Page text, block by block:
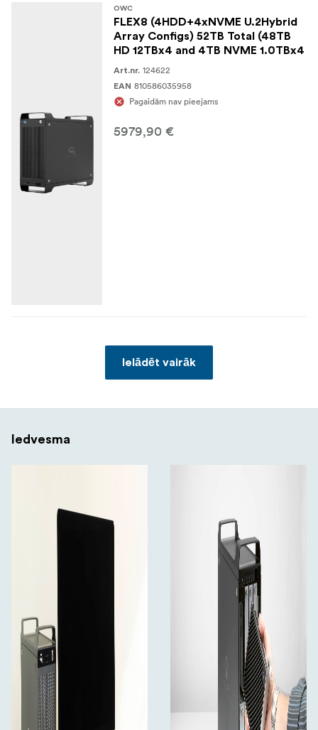
OWC
FLEX8 (4HDD+4xNVME U.2Hybrid
Array Configs) 52TB Total (48TB
HD 12TBx4 and 4TB NVME 1.0TBx4
Art.nr. 124622
EAN 810586035958
Pagaidām nav pieejams
5979,90 €
Ielādēt vairāk
Iedvesma